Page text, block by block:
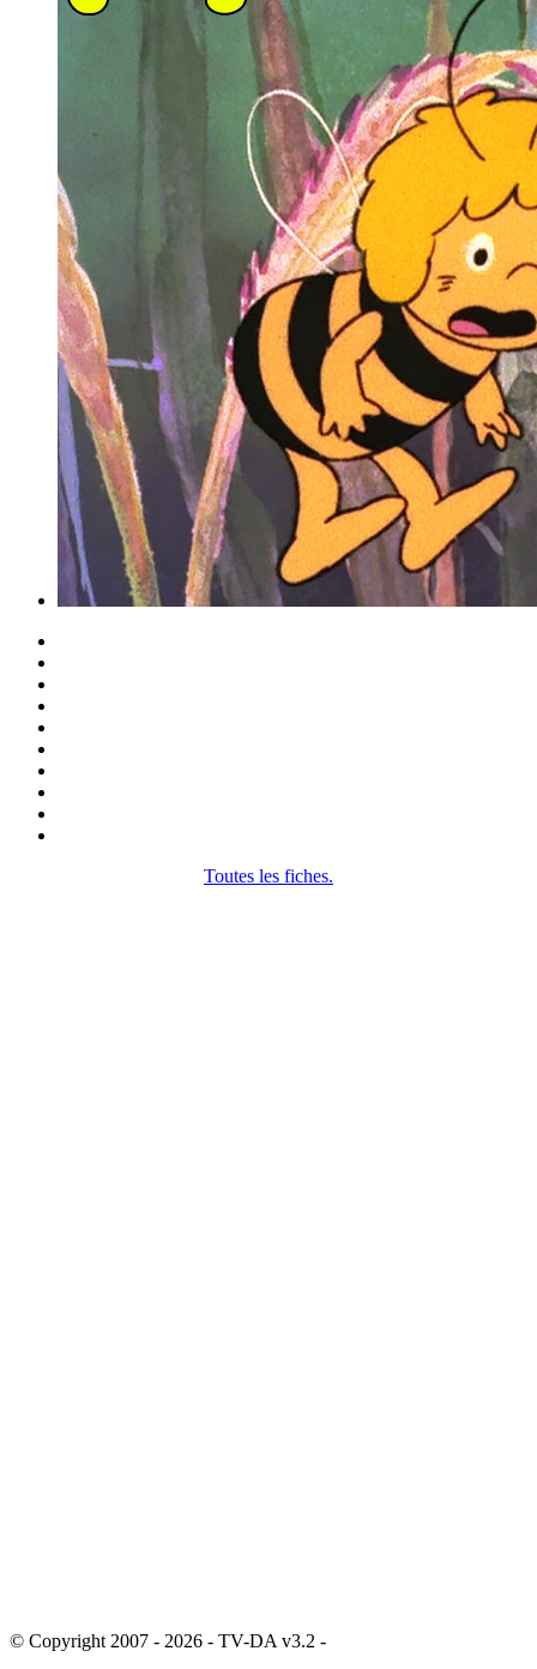
Toutes les fiches.
© Copyright 2007 - 2026 - TV-DA v3.2 -